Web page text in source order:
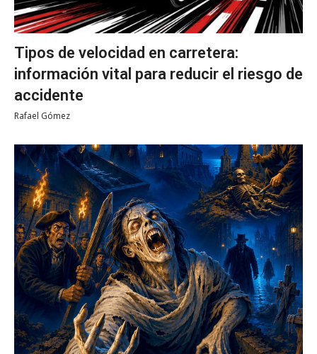
Tipos de velocidad en carretera:
información vital para reducir el riesgo de
accidente
Rafael Gómez